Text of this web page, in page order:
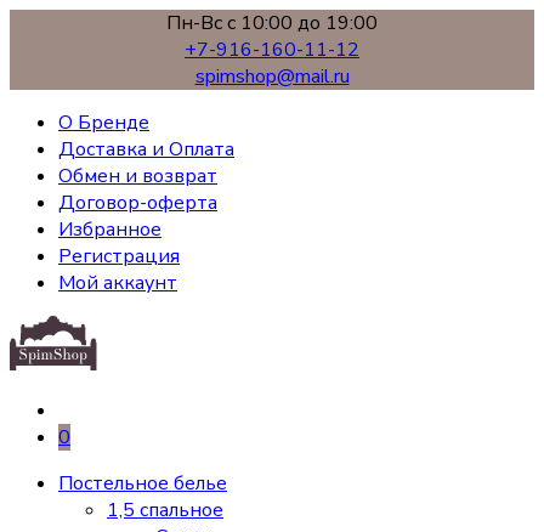
Пн-Вс с 10:00 до 19:00
+7-916-160-11-12
spimshop@mail.ru
О Бренде
Доставка и Оплата
Обмен и возврат
Договор-оферта
Избранное
Регистрация
Мой аккаунт
0
Постельное белье
1,5 спальное